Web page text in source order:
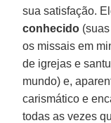
sua satisfação.
conhecido
os missais em
de igrejas e
mundo) e,
carismático e
todas as vezes